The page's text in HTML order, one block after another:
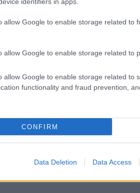
allow Google to enable storage related to
allow Google to enable storage related to
allow Google to enable storage related to
functionality and fraud prevention,
CONFIRM
Data Deletion Data Access
Invia un Comunicato Stampa|
e ricevi le nostre email periodiche